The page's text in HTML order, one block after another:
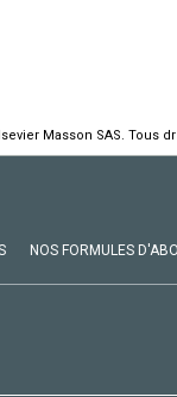
Masson SAS. Tous
NOS FORMULES